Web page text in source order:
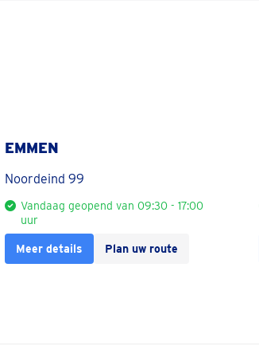
EMMEN
Noordeind 99
Vandaag geopend van 09:30 - 17:00
uur
Meer details Plan uw route